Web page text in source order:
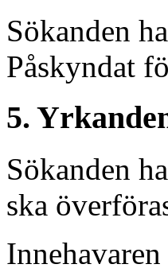
Sökanden
Påskyndat
5.
Sökanden
ska